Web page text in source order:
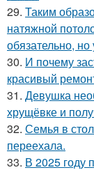
29. Таким
натяжной
обязательно,
30. И почему
красивый
31. Девушка
хрущёвке и
32. Семья в
переехала.
33. В 2025 году